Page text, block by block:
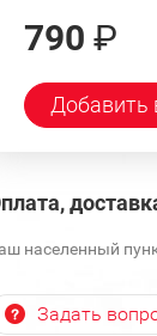
790 ₽
Добавить
населенный
Задать